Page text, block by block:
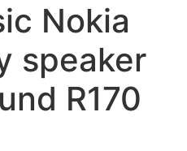
Nokia
speaker
R170